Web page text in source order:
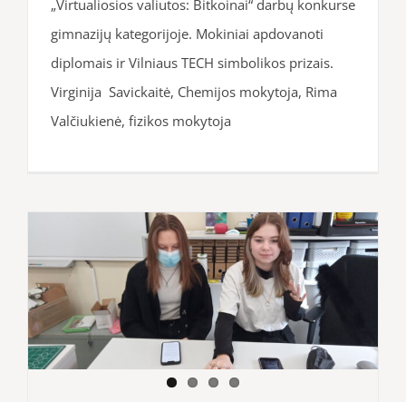
„Virtualiosios valiutos: Bitkoinai“ darbų konkurse
gimnazijų kategorijoje. Mokiniai apdovanoti
diplomais ir Vilniaus TECH simbolikos prizais.
Virginija Savickaitė, Chemijos mokytoja, Rima
Valčiukienė, fizikos mokytoja